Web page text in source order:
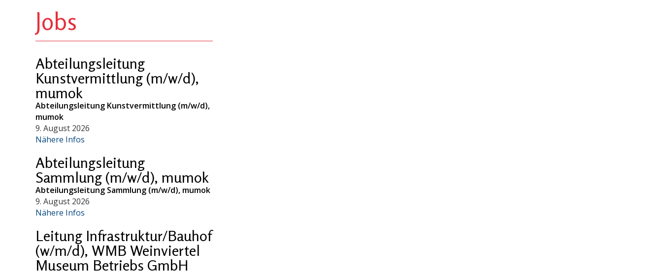
Jobs
Abteilungsleitung
Kunstvermittlung (m/w/d),
mumok
Abteilungsleitung Kunstvermittlung (m/w/d),
mumok
9. August 2026
Nähere Infos
Abteilungsleitung
Sammlung (m/w/d), mumok
Abteilungsleitung Sammlung (m/w/d), mumok
9. August 2026
Nähere Infos
Leitung Infrastruktur/Bauhof
(w/m/d), WMB Weinviertel
Museum Betriebs GmbH